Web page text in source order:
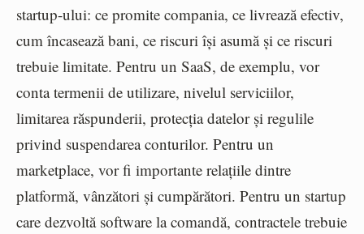
startup-ului: ce promite compania, ce livrează efectiv,
cum încasează bani, ce riscuri își asumă și ce riscuri
trebuie limitate. Pentru un SaaS, de exemplu, vor
conta termenii de utilizare, nivelul serviciilor,
limitarea răspunderii, protecția datelor și regulile
privind suspendarea conturilor. Pentru un
marketplace, vor fi importante relațiile dintre
platformă, vânzători și cumpărători. Pentru un startup
care dezvoltă software la comandă, contractele trebuie